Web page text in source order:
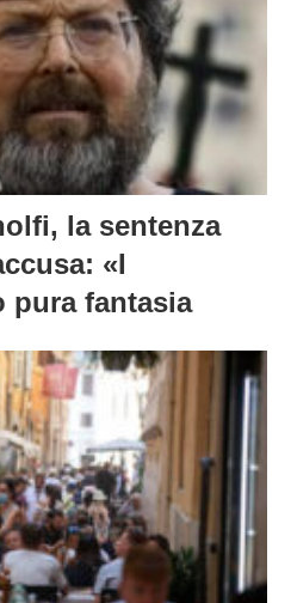
la sentenza
«I
pura fantasia